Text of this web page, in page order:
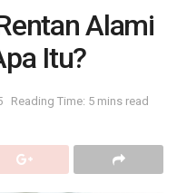
Alami
Itu?
Reading Time: 5 mins read